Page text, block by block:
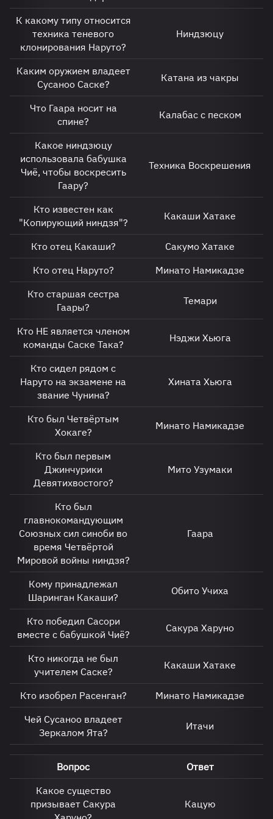
К какому типу относится
техника теневого
клонирования Наруто?
Ниндзюцу
Каким оружием владеет
Сусаноо Саске?
Катана из чакры
Что Гаара носит на
спине?
Калабас с песком
Какое ниндзюцу
использовала бабушка
Чиё, чтобы воскресить
Гаару?
Техника Воскрешения
Кто известен как
"Копирующий ниндзя"?
Какаши Хатаке
Кто отец Какаши?
Сакумо Хатаке
Кто отец Наруто?
Минато Намикадзе
Кто старшая сестра
Гаары?
Темари
Кто НЕ является членом
команды Саске Така?
Нэджи Хьюга
Кто сидел рядом с
Наруто на экзамене на
звание Чунина?
Хината Хьюга
Кто был Четвёртым
Хокаге?
Минато Намикадзе
Кто был первым
Джинчурики
Девятихвостого?
Мито Узумаки
Кто был
главнокомандующим
Союзных сил синоби во
время Четвёртой
Мировой войны ниндзя?
Гаара
Кому принадлежал
Шаринган Какаши?
Обито Учиха
Кто победил Сасори
вместе с бабушкой Чиё?
Сакура Харуно
Кто никогда не был
учителем Саске?
Какаши Хатаке
Кто изобрел Расенган?
Минато Намикадзе
Чей Сусаноо владеет
Зеркалом Ята?
Итачи
Вопрос
Ответ
Какое существо
призывает Сакура
Кацую